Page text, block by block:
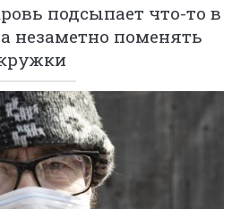
подсыпает что-то в
незаметно поменять